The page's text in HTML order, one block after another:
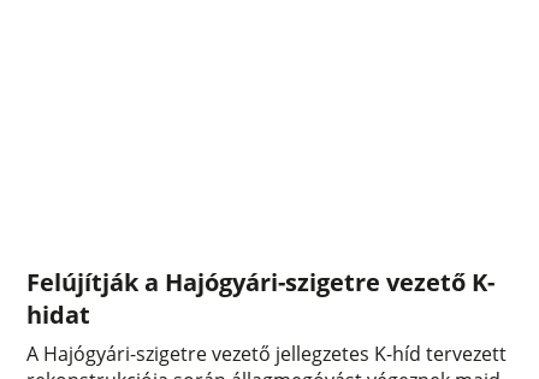
Felújítják a Hajógyári-szigetre vezető K-
hidat
A Hajógyári-szigetre vezető jellegzetes K-híd tervezett